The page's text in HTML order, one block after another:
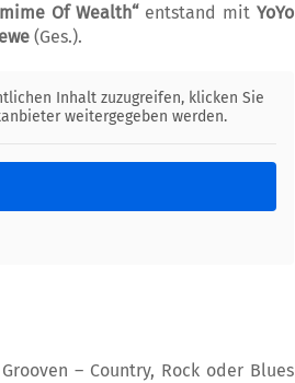
Of Wealth“entstand mit YoYo
(Ges.).
Inhalt zuzugreifen, klicken Sie
weitergegeben werden.
– Country, Rock oder Blues